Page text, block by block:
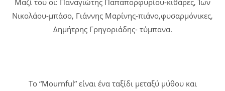
Νικολάου-μπάσο, Γιάννης Μαρίνης-πιάνο,φυσαρμόνικες,
Δημήτρης Γρηγοριάδης- τύμπανα.
Το “Mournful” είναι ένα ταξίδι μεταξύ μύθου και